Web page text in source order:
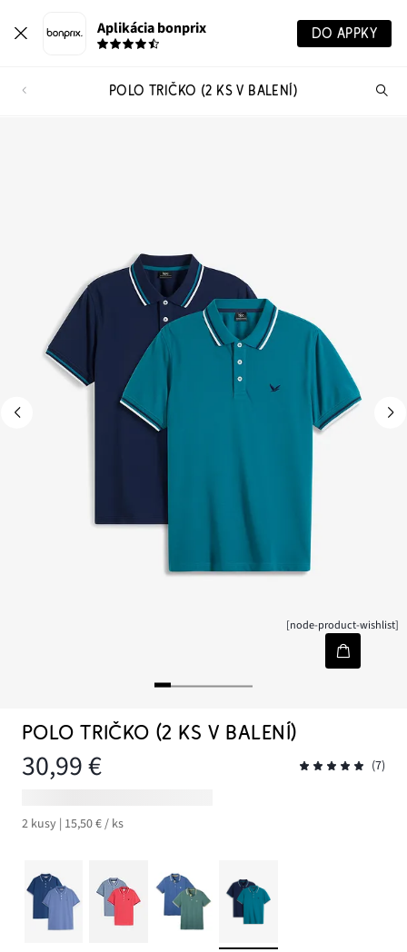
Aplikácia bonprix DO APPKY
POLO TRIČKO (2 KS V BALENÍ)
[node-product-wishlist]
POLO TRIČKO (2 KS V BALENÍ)
30,99 € (7)
2 kusy | 15,50 € / ks